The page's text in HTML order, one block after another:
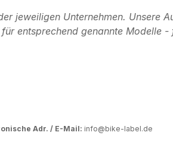
jeweiligen Unternehmen. Unsere
entsprechend genannte Modelle -
Adr. / E-Mail: info@bike-label.de